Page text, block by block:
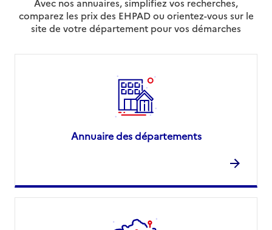
comparez les prix des EHPAD ou orientez-vous sur le
site de votre département pour vos démarches
Annuaire des départements